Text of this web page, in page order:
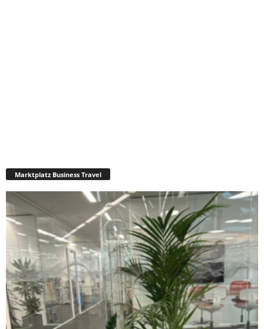
Marktplatz Business Travel